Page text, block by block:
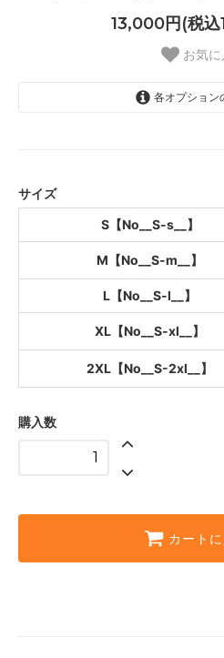
13,000円(税
お気に
各オプション
サイズ
S【No__S-s__】
M【No__S-m__】
L【No__S-l__】
XL【No__S-xl__】
2XL【No__S-2xl__】
購入数
カート